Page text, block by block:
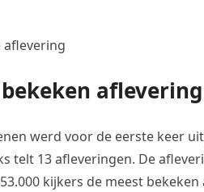
aflevering
aflevering
werd voor de eerste keer
telt 13 afleveringen. De
kijkers de meest